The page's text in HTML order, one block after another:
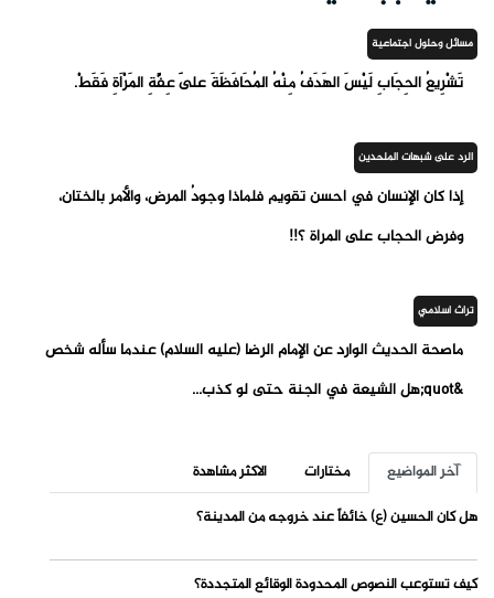
مسائل وحلول اجتماعية
تَشْرِيعُ الحِجَابِ لَيْسَ الهَدَفُ مِنْهُ المُحَافَظَةَ عَلَى عِفَّةِ المَرْأَةِ فَقَطْ.
الرد على شبهات الملحدين
إذا كان الإنسان في أحسن تقويم فلماذا وجودُ المرض، والأمر بالختان،
وفرض الحجاب على المرأة ؟!!
تراث اسلامي
ماصحة الحديث الوارد عن الإمام الرضا (عليه السلام) عندما سأله شخص
&quot;هل الشيعة في الجنة حتى لو كذب...
آخر المواضيع مختارات
الاكثر مشاهدة
هل كان الحسين (ع) خائفاً عند خروجه من المدينة؟
كيف تستوعب النصوص المحدودة الوقائع المتجددة؟